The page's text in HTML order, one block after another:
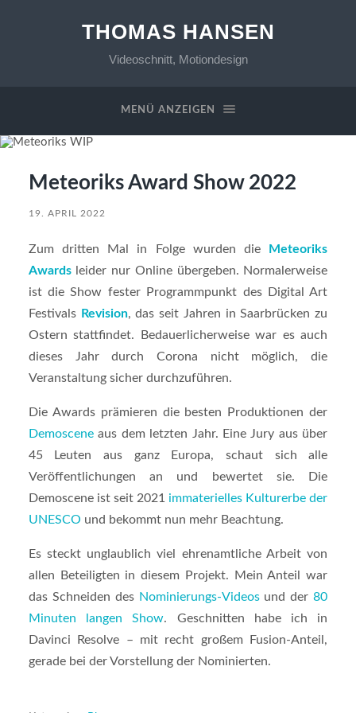
THOMAS HANSEN
Videoschnitt, Motiondesign
MENÜ ANZEIGEN
Meteoriks Award Show 2022
19. APRIL 2022
Zum dritten Mal in Folge wurden die
Meteoriks
Awardsleider nur Online übergeben. Normalerweise
ist die Show fester Programmpunkt des Digital Art
Festivals Revision, das seit Jahren in Saarbrücken zu
Ostern stattfindet. Bedauerlicherweise war es auch
dieses Jahr durch Corona nicht möglich, die
Veranstaltung sicher durchzuführen.
Die Awards prämieren die besten Produktionen der
Demosceneaus dem letzten Jahr. Eine Jury aus über
45 Leuten aus ganz Europa, schaut sich alle
Veröffentlichungen an und bewertet sie. Die
Demoscene ist seit 2021 immaterielles Kulturerbe der
UNESCO und bekommt nun mehr Beachtung.
Es steckt unglaublich viel ehrenamtliche Arbeit von
allen Beteiligten in diesem Projekt. Mein Anteil war
das Schneiden des Nominierungs-Videosund der80
Minuten langen Show. Geschnitten habe ich in
Davinci Resolve – mit recht großem Fusion-Anteil,
gerade bei der Vorstellung der Nominierten.